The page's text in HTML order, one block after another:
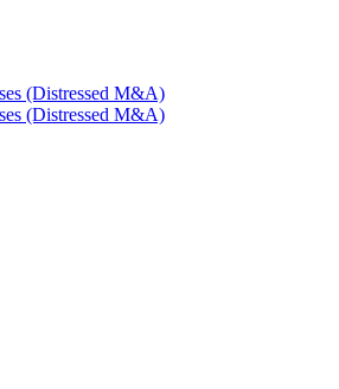
(Distressed M&A)
(Distressed M&A)